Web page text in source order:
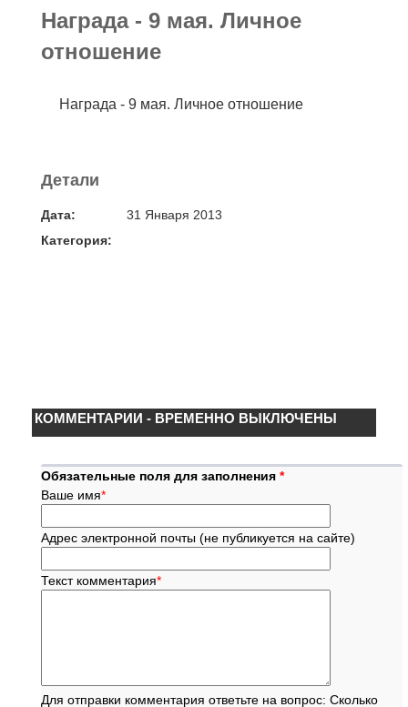
Награда - 9 мая. Личное
отношение
Награда - 9 мая. Личное отношение
Детали
Дата:
31 Января 2013
Категория:
КОММЕНТАРИИ - ВРЕМЕННО ВЫКЛЮЧЕНЫ
Обязательные поля для заполнения *
Ваше имя*
Адрес электронной почты (не публикуется на сайте)
Текст комментария*
Для отправки комментария ответьте на вопрос: Сколько